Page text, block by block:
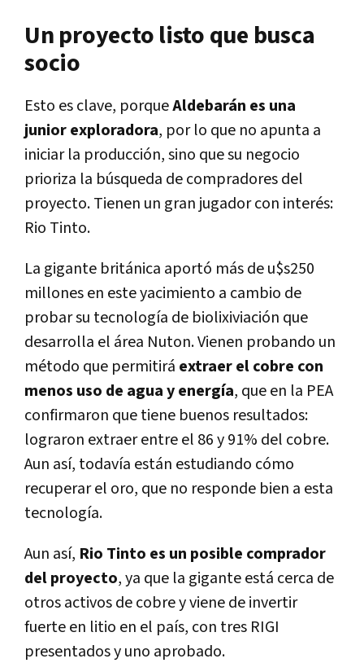
Un proyecto listo que busca
socio
Esto es clave, porqueAldebarán es una
junior exploradora, por lo que no apunta a
iniciar la producción, sino que su negocio
prioriza la búsqueda de compradores del
proyecto. Tienen un gran jugador con interés:
Rio Tinto.
La gigante británica aportó más de u$s250
millones en este yacimiento a cambio de
probar su tecnología de biolixiviación que
desarrolla el área Nuton. Vienen probando un
método que permitirá extraer el cobre con
menos uso de agua y energía, que en la PEA
confirmaron que tiene buenos resultados:
lograron extraer entre el 86 y 91% del cobre.
Aun así, todavía están estudiando cómo
recuperar el oro, que no responde bien a esta
tecnología.
Aun así, Rio Tinto es un posible comprador
del proyecto, ya que la gigante está cerca de
otros activos de cobre y viene de invertir
fuerte en litio en el país, con tres RIGI
presentados y uno aprobado.